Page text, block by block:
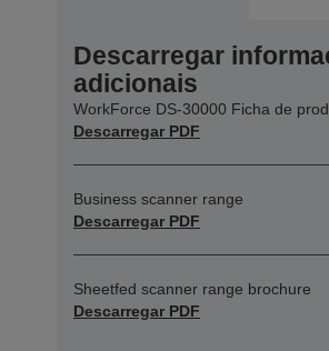
Descarregar
adicionais
WorkForce DS-30000 Ficha de
Descarregar PDF
Business scanner range
Descarregar PDF
Sheetfed scanner range brochure
Descarregar PDF